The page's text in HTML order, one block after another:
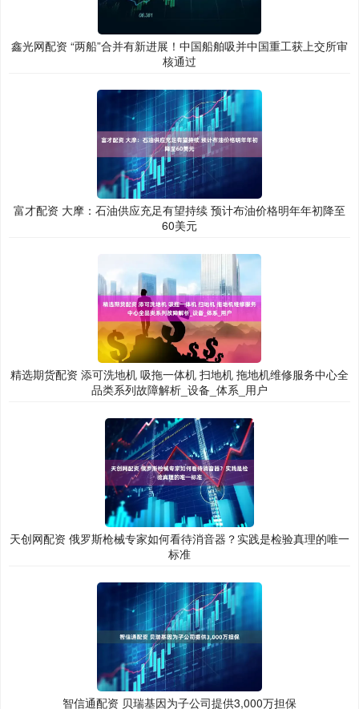
鑫光网配资 “两船”合并有新进展！中国船舶吸并中国重工获上交所审
核通过
富才配资 大摩：石油供应充足有望持续 预计布油价格明年年初降至
60美元
精选期货配资 添可洗地机 吸拖一体机 扫地机 拖地机维修服务中心全
品类系列故障解析_设备_体系_用户
天创网配资 俄罗斯枪械专家如何看待消音器？实践是检验真理的唯一
标准
智信通配资 贝瑞基因为子公司提供3,000万担保